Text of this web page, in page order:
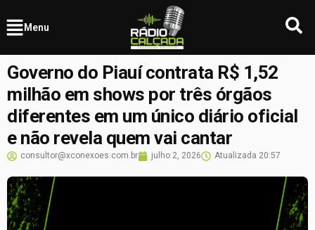
Menu
Governo do Piauí contrata R$ 1,52
milhão em shows por três órgãos
diferentes em um único diário oficial
e não revela quem vai cantar
consultor@xconexoes.com.br julho 2, 2026 Atualizada 20:57